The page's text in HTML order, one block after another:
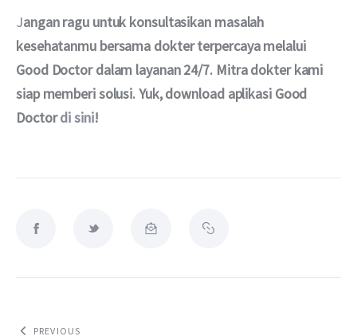
Jangan ragu untuk konsultasikan masalah
kesehatanmu bersama dokter terpercaya melalui
Good Doctor dalam layanan 24/7. Mitra dokter kami
siap memberi solusi. Yuk, download aplikasi Good
Doctor di sini!
PREVIOUS